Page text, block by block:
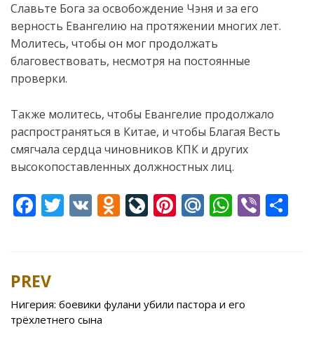
Славьте Бога за освобождение Чэня и за его
верность Евангелию на протяжении многих лет.
Молитесь, чтобы он мог продолжать
благовествовать, несмотря на постоянные
проверки.
Также молитесь, чтобы Евангелие продолжало
распространяться в Китае, и чтобы Благая Весть
смягчала сердца чиновников КПК и других
высокопоставленных должностных лиц.
F
b
o
o
T V O
kl
as
Li
u
r
Pi
st
M
u
W
A
p
Vi
Post
navigation
PREV
Нигерия: боевики фулани убили пастора и его
трёхлетнего сына